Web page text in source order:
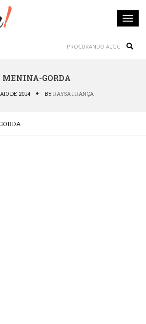
MENINA-GORDA
DE 2014 BY RAYSA FRANÇA